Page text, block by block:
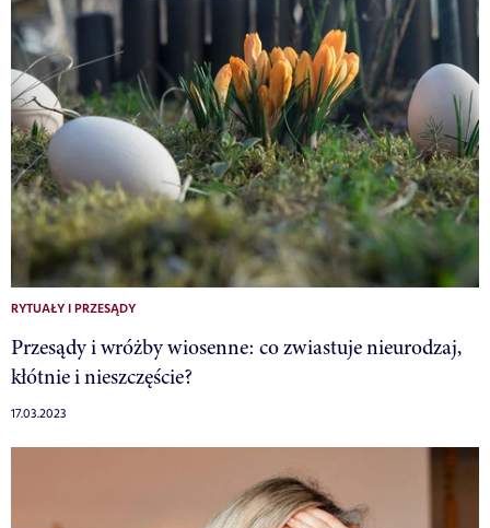
RYTUAŁY I PRZESĄDY
Przesądy i wróżby wiosenne: co zwiastuje nieurodzaj,
kłótnie i nieszczęście?
17.03.2023